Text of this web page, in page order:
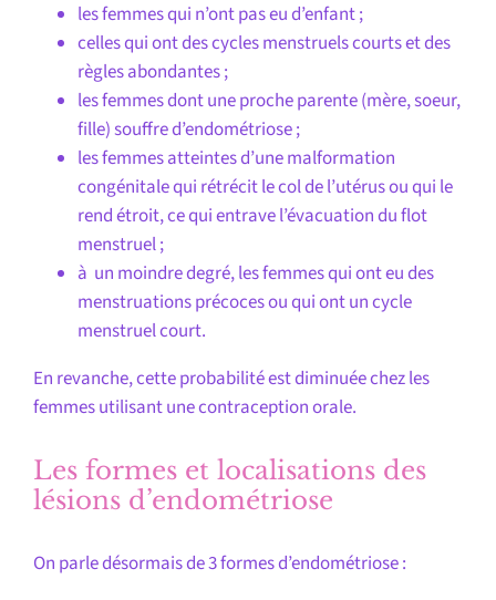
les femmes qui n’ont pas eu d’enfant ;
celles qui ont des cycles menstruels courts et des
règles abondantes ;
les femmes dont une proche parente (mère, soeur,
fille) souffre d’endométriose ;
les femmes atteintes d’une malformation
congénitale qui rétrécit le col de l’utérus ou qui le
rend étroit, ce qui entrave l’évacuation du flot
menstruel ;
à un moindre degré, les femmes qui ont eu des
menstruations précoces ou qui ont un cycle
menstruel court.
En revanche, cette probabilité est diminuée chez les
femmes utilisant une contraception orale.
Les formes et localisations des
lésions d’endométriose
On parle désormais de 3 formes d’endométriose :